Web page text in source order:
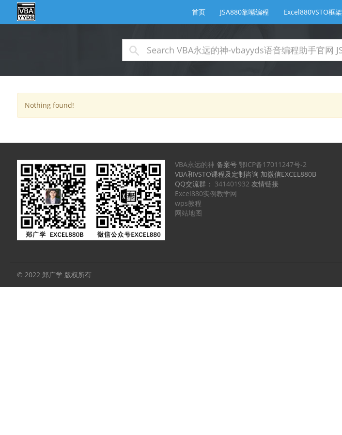
首页 JSA880靠嘴编程 Excel880VSTO框架
Nothing found!
VBA永远的神 备案号鄂ICP备17011247号-2
VBA和VSTO课程及定制咨询 加微信EXCEL880B
QQ交流群： 341401932 友情链接
Excel880实例教学网
wps教程
网站地图
© 2022 郑广学 版权所有